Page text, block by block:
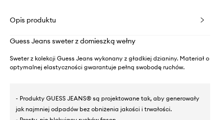
Opis produktu
Guess Jeans sweter z domieszką wełny
Sweter z kolekcji Guess Jeans wykonany z gładkiej dzianiny. Materiał o
optymalnej elastyczności gwarantuje pełną swobodę ruchów.
- Produkty GUESS JEANS® są projektowane tak, aby generowały
jak najmniej odpadów bez obniżenia jakości i trwałości.